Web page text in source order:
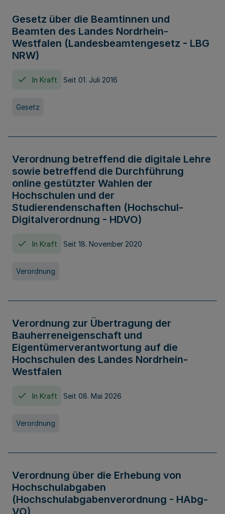
Gesetz über die Beamtinnen und
Beamten des Landes Nordrhein-
Westfalen (Landesbeamtengesetz - LBG
NRW)
In Kraft Seit 01. Juli 2016
Gesetz
Verordnung betreffend die digitale Lehre
sowie betreffend die Durchführung
online gestützter Wahlen der
Hochschulen und der
Studierendenschaften (Hochschul-
Digitalverordnung - HDVO)
In Kraft Seit 18. November 2020
Verordnung
Verordnung zur Übertragung der
Bauherreneigenschaft und
Eigentümerverantwortung auf die
Hochschulen des Landes Nordrhein-
Westfalen
In Kraft Seit 08. Mai 2026
Verordnung
Verordnung über die Erhebung von
Hochschulabgaben
(Hochschulabgabenverordnung - HAbg-
VO)